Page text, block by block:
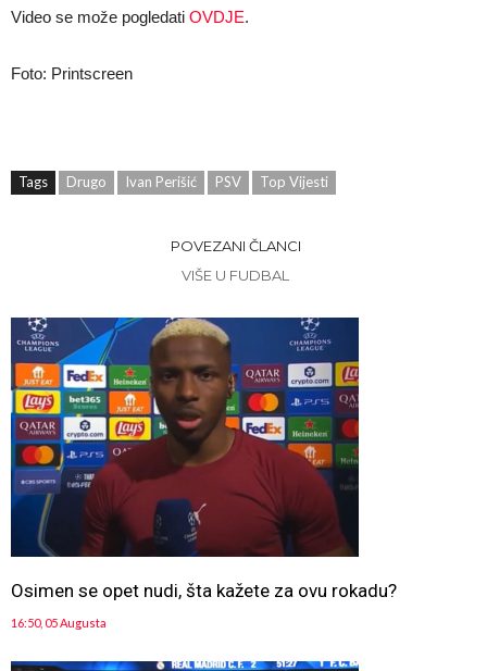
Video se može pogledati OVDJE.
Foto: Printscreen
Tags Drugo Ivan Perišić PSV Top Vijesti
POVEZANI ČLANCI
VIŠE U FUDBAL
Osimen se opet nudi, šta kažete za ovu rokadu?
16:50, 05 Augusta